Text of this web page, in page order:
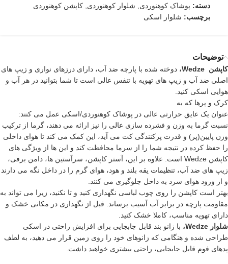
دسته: پوشاک کوهنوردی شلوار کوهنوردی کاپشن کوهنوردی
برچسب: شلوار اسکی
توضیحات
کاپشن
دوخته شده با پارچه ضد آب، دارای درزهای نواری و زیپ های
اصلی ضد آب و زیپ های تهویه با تنفس عالی است تا شما بتوانید در هر آب و
هوایی اسکی کنید.
کرک و پرها که به
عنوان یک عایق حرارتی عالی در پوشاک کوهنوردی/اسکی عمل می کنند:
نسبت گرما به وزن و فشرده سازی عالی را نیز ارائه می دهند، گرما از ترکیب
وزن پایین(پر) و قدرت پرکنندگی کت می آید، این کمک می کند تا هوای داخلی
را حفظ کرده در نتیجه شما را از سرما محافظت کند و این ها از ویژگی های
کاپشن Wedze است. علاوه بر این، آستر کاپشن، سرآستین ها، دامن برفی،
زیپ های ضد آب، تنظیمات یقه بلند و هود، هوای گرم را در داخل نگه می دارند
و از ورود هوای سرد به داخل جلوگیری می کنند.
بهتر است کاپشن را روی چوب لباسی نگهداری کنید و تا نکنید، زیرا می تواند به
مقاومت پارچه در برابر آب آسیب برساند. قبل از نگهداری در مکانی خشک و
دارای تهویه مناسب، کاملا خشک کنید.
شلوار
با زانو بند قابل جابجایی برای افزایش راحتی در اسکی
طراحی شده و هنگامی که زانوهای خود را روی زمین قرار می دهید، به لطف
پدهای فوم قابل جابجایی، راحتی بیشتری خواهید داشت.